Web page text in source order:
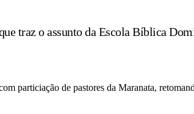
traz o assunto da Escola Bíblica
particiação de pastores da Maranata,